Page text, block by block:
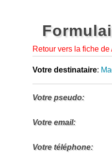
Retour vers la fiche
Votre destinataire:
Votre pseudo:
Votre email:
Votre téléphone: